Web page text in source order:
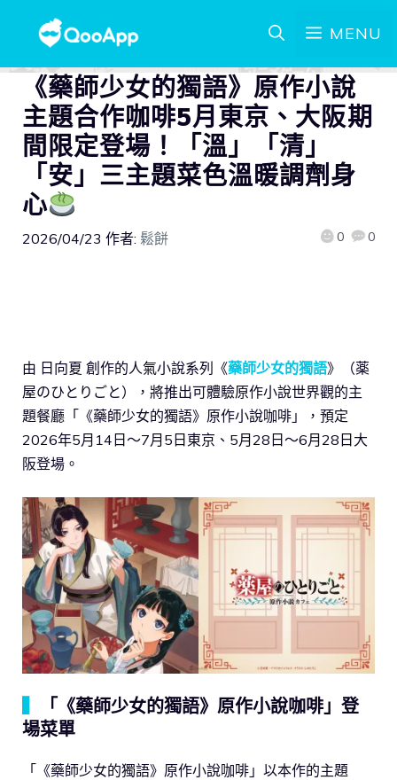
MENU
《藥師少女的獨語》原作小說
主題合作咖啡5月東京、大阪期
間限定登場！「溫」「清」
「安」三主題菜色溫暖調劑身
心
2026/04/23 作者: 鬆餅 0 0
由 日向夏 創作的人氣小說系列《藥師少女的獨語》（薬
屋のひとりごと），將推出可體驗原作小說世界觀的主
題餐廳「《藥師少女的獨語》原作小說咖啡」，預定
2026年5月14日～7月5日東京、5月28日～6月28日大
阪登場。
「《藥師少女的獨語》原作小說咖啡」登
場菜單
「《藥師少女的獨語》原作小說咖啡」以本作的主題